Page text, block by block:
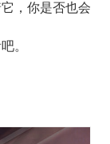
，你是否也会
。